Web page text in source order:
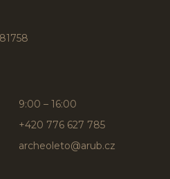
9:00 – 16:00
+420 776 627 785
archeoleto@arub.cz